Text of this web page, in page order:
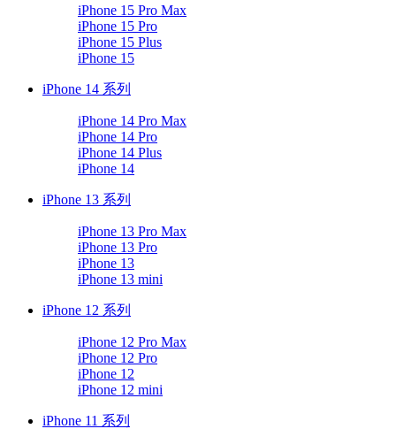
iPhone 15 Pro Max
iPhone 15 Pro
iPhone 15 Plus
iPhone 15
iPhone 14 系列
iPhone 14 Pro Max
iPhone 14 Pro
iPhone 14 Plus
iPhone 14
iPhone 13 系列
iPhone 13 Pro Max
iPhone 13 Pro
iPhone 13
iPhone 13 mini
iPhone 12 系列
iPhone 12 Pro Max
iPhone 12 Pro
iPhone 12
iPhone 12 mini
iPhone 11 系列